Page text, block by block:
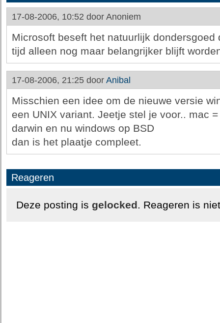
17-08-2006, 10:52 door Anoniem
Microsoft beseft het natuurlijk
tijd alleen nog maar belangrijker blijft
17-08-2006, 21:25 door Anibal
Misschien een idee om de nieuwe versie
een UNIX variant. Jeetje stel je voor.. mac
darwin en nu windows op BSD
dan is het plaatje compleet.
Reageren
Deze posting is gelocked. Reageren is